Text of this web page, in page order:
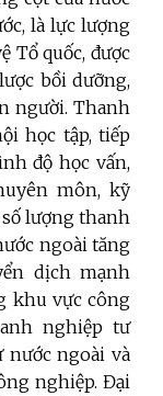
là lực lượng
Tổ quốc, được
bồi dưỡng,
người. Thanh
học tập, tiếp
độ học vấn,
môn, kỹ
lượng thanh
ngoài tăng
dịch mạnh
khu vực công
nghiệp tư
nước ngoài và
nghiệp. Đại